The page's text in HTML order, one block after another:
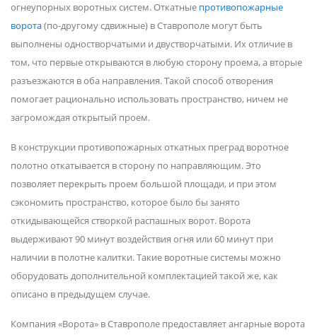
огнеупорных воротных систем. Откатные противопожарные
ворота(по-другому сдвижные) в Ставрополе могут быть
выполнены одностворчатыми и двустворчатыми. Их отличие в
том, что первые открываются в любую сторону проема, а вторые
разъезжаются в оба направления. Такой способ отворения
помогает рационально использовать пространство, ничем не
загромождая открытый проем.
В конструкции противопожарных откатных преград воротное
полотно откатывается в сторону по направляющим. Это
позволяет перекрыть проем большой площади, и при этом
сэкономить пространство, которое было бы занято
откидывающейся створкой распашных ворот. Ворота
выдерживают 90 минут воздействия огня или 60 минут при
наличии в полотне калитки. Такие воротные системы можно
оборудовать дополнительной комплектацией такой же, как
описано в предыдущем случае.
Компания «Ворота» в Ставрополе предоставляет ангарные ворота